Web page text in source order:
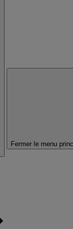
Fermer le menu